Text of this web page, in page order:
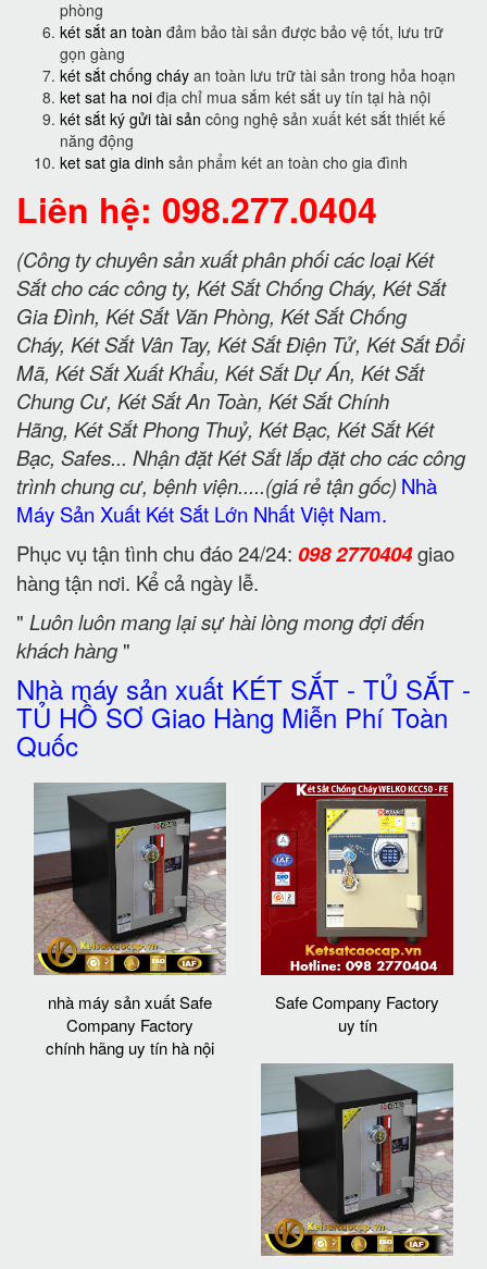
phòng
két sắt an toàn đảm bảo tài sản được bảo vệ tốt, lưu trữ
gọn gàng
két sắt chống cháy an toàn lưu trữ tài sản trong hỏa hoạn
ket sat ha noi địa chỉ mua sắm két sắt uy tín tại hà nội
két sắt ký gửi tài sản công nghệ sản xuất két sắt thiết kế
năng động
ket sat gia dinh sản phẩm két an toàn cho gia đình
Liên hệ: 098.277.0404
(Công ty chuyên sản xuất phân phối các loại Két
Sắt cho các công ty, Két Sắt Chống Cháy, Két Sắt
Gia Đình, Két Sắt Văn Phòng, Két Sắt Chống
Cháy, Két Sắt Vân Tay, Két Sắt Điện Tử, Két Sắt Đổi
Mã, Két Sắt Xuất Khẩu, Két Sắt Dự Án, Két Sắt
Chung Cư, Két Sắt An Toàn, Két Sắt Chính
Hãng, Két Sắt Phong Thuỷ, Két Bạc, Két Sắt Két
Bạc, Safes... Nhận đặt Két Sắt lắp đặt cho các công
trình chung cư, bệnh viện.....(giá rẻ tận gốc) Nhà
Máy Sản Xuất Két Sắt Lớn Nhất Việt Nam.
Phục vụ tận tình chu đáo 24/24: 098 2770404giao
hàng tận nơi. Kể cả ngày lễ.
" Luôn luôn mang lại sự hài lòng mong đợi đến
khách hàng"
Nhà máy sản xuất KÉT SẮT - TỦ SẮT -
TỦ HỒ SƠ Giao Hàng Miễn Phí Toàn
Quốc
nhà máy sản xuất Safe
Company Factory
chính hãng uy tín hà nội
Safe Company Factory
uy tín